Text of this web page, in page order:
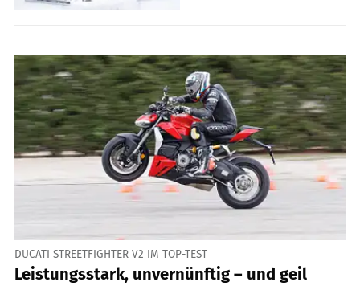
DUCATI STREETFIGHTER V2 IM TOP-TEST
Leistungsstark, unvernünftig – und geil